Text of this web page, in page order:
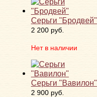
Серьги "Бродвей"
2 200 руб.
Нет в наличии
Серьги "Вавилон"
2 900 руб.